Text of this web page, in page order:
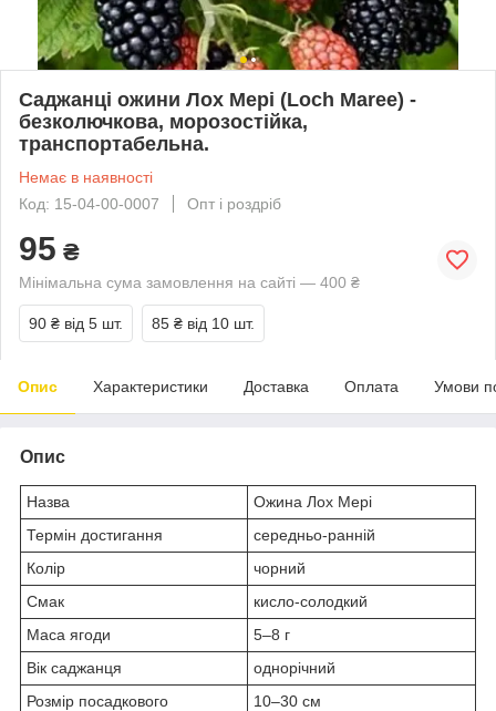
Саджанці ожини Лох Мері (Loch Maree) -
безколючкова, морозостійка,
транспортабельна.
Немає в наявності
Код: 15-04-00-0007
Опт і роздріб
95 ₴
Мінімальна сума замовлення на сайті — 400 ₴
90 ₴ від 5 шт. 85 ₴ від 10 шт.
Опис Характеристики Доставка Оплата Умови
Опис
Назва
Ожина Лох Мері
Термін достигання
середньо-ранній
Колір
чорний
Смак
кисло-солодкий
Маса ягоди
5–8 г
Вік саджанця
однорічний
Розмір посадкового
10–30 см